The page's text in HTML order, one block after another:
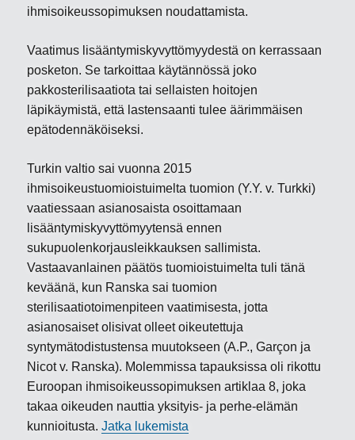
ihmisoikeussopimuksen noudattamista.
Vaatimus lisääntymiskyvyttömyydestä on kerrassaan
posketon. Se tarkoittaa käytännössä joko
pakkosterilisaatiota tai sellaisten hoitojen
läpikäymistä, että lastensaanti tulee äärimmäisen
epätodennäköiseksi.
Turkin valtio sai vuonna 2015
ihmisoikeustuomioistuimelta tuomion (Y.Y. v. Turkki)
vaatiessaan asianosaista osoittamaan
lisääntymiskyvyttömyytensä ennen
sukupuolenkorjausleikkauksen sallimista.
Vastaavanlainen päätös tuomioistuimelta tuli tänä
keväänä, kun Ranska sai tuomion
sterilisaatiotoimenpiteen vaatimisesta, jotta
asianosaiset olisivat olleet oikeutettuja
syntymätodistustensa muutokseen (A.P., Garçon ja
Nicot v. Ranska). Molemmissa tapauksissa oli rikottu
Euroopan ihmisoikeussopimuksen artiklaa 8, joka
takaa oikeuden nauttia yksityis- ja perhe-elämän
kunnioitusta.Jatka lukemista